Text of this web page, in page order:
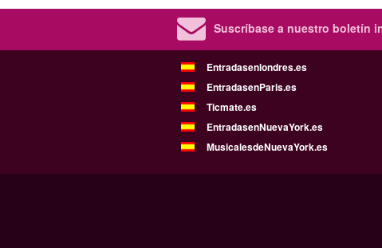
Suscríbase a nuestro boletín
Entradasenlondres.es
EntradasenParis.es
Ticmate.es
EntradasenNuevaYork.es
MusicalesdeNuevaYork.es